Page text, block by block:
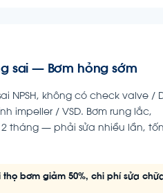
sai — Bơm hỏng sớm
NPSH, không có check valve /
impeller / VSD. Bơm rung lắc,
tháng — phải sửa nhiều lần,
bơm giảm 50%, chi phí sửa